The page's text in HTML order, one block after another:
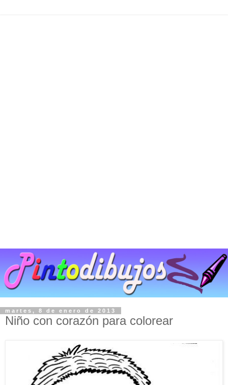
martes, 8 de enero de 2013
Niño con corazón para colorear